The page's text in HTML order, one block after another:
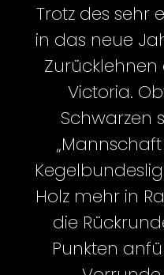
Trotz des sehr
in das neue
Zurücklehnen
Victoria.
Schwarzen
Holz mehr in
die
Punkten